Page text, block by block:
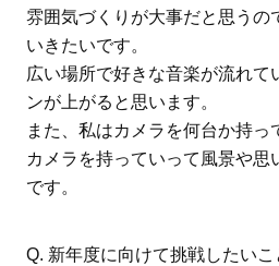
雰囲気づくりが大事だと思うの
いきたいです。
広い場所で好きな音楽が流れて
ンが上がると思います。
また、私はカメラを何台か持っ
カメラを持っていって風景や思
です。
Q. 新年度に向けて挑戦したい